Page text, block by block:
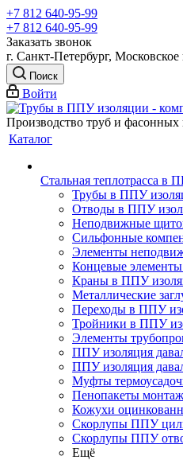
+7 812 640-95-99
+7 812 640-95-99
Заказать звонок
г. Санкт-Петербург,
Поиск
Войти
Производство труб и
Каталог
Стальная теплотрасса в
Трубы в ППУ
Отводы в ППУ
Неподвижные
Cильфонные
Элементы
Концевые
Краны в ППУ
Металлические
Переходы в ППУ
Тройники в ППУ
Элементы
ППУ изоляция
ППУ изоляция
Муфты
Пенопакеты
Кожухи
Скорлупы ППУ
Скорлупы ППУ
Ещё